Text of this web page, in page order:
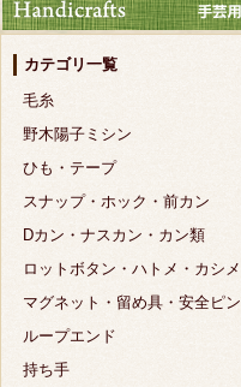
カテゴリ一覧
毛糸
野木陽子ミシン
ひも・テープ
スナップ・ホック・前カン
Dカン・ナスカン・カン類
ロットボタン・ハトメ・カシメ
マグネット・留め具・安全ピン
ループエンド
持ち手